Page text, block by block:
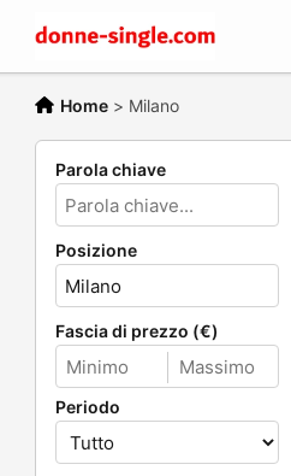
Home > Milano
Parola chiave
Posizione
Fascia di prezzo (€)
Periodo